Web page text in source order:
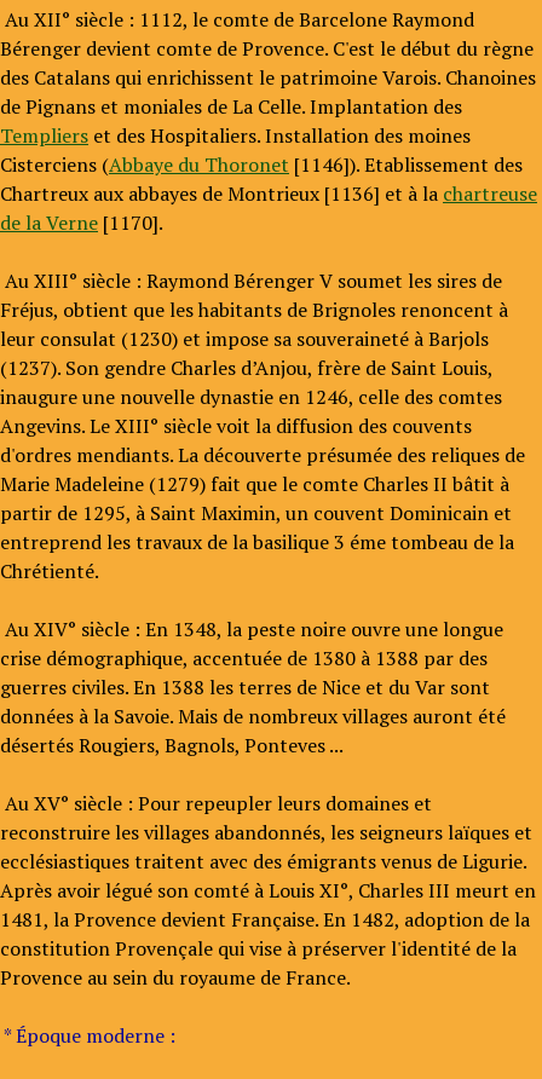
Au XII° siècle : 1112, le comte de Barcelone Raymond
Bérenger devient comte de Provence. C'est le début du règne
des Catalans qui enrichissent le patrimoine Varois. Chanoines
de Pignans et moniales de La Celle. Implantation des
Templiers et des Hospitaliers. Installation des moines
Cisterciens (Abbaye du Thoronet [1146]). Etablissement des
Chartreux aux abbayes de Montrieux [1136] et à la chartreuse
de la Verne [1170].
Au XIII° siècle : Raymond Bérenger V soumet les sires de
Fréjus, obtient que les habitants de Brignoles renoncent à
leur consulat (1230) et impose sa souveraineté à Barjols
(1237). Son gendre Charles d’Anjou, frère de Saint Louis,
inaugure une nouvelle dynastie en 1246, celle des comtes
Angevins. Le XIII° siècle voit la diffusion des couvents
d'ordres mendiants. La découverte présumée des reliques de
Marie Madeleine (1279) fait que le comte Charles II bâtit à
partir de 1295, à Saint Maximin, un couvent Dominicain et
entreprend les travaux de la basilique 3 éme tombeau de la
Chrétienté.
Au XIV° siècle : En 1348, la peste noire ouvre une longue
crise démographique, accentuée de 1380 à 1388 par des
guerres civiles. En 1388 les terres de Nice et du Var sont
données à la Savoie. Mais de nombreux villages auront été
désertés Rougiers, Bagnols, Ponteves ...
Au XV° siècle : Pour repeupler leurs domaines et
reconstruire les villages abandonnés, les seigneurs laïques et
ecclésiastiques traitent avec des émigrants venus de Ligurie.
Après avoir légué son comté à Louis XI°, Charles III meurt en
1481, la Provence devient Française. En 1482, adoption de la
constitution Provençale qui vise à préserver l'identité de la
Provence au sein du royaume de France.
* Époque moderne :